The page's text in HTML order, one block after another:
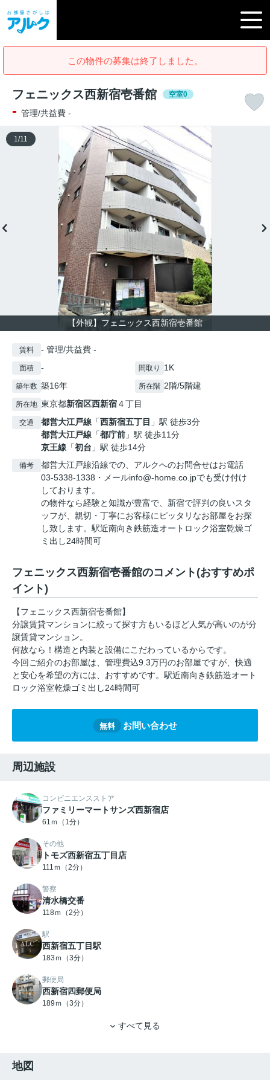
この物件の募集は終了しました。
フェニックス西新宿壱番館 空室0
- 管理/共益費 -
【外観】フェニックス西新宿壱番館
1 /11
賃料 - 管理/共益費 -
面積 - 間取り 1K
築年数 築16年 所在階 2階/5階建
所在地 東京都新宿区西新宿４丁目
交通 都営大江戸線 「西新宿五丁目 」駅 徒歩3分
都営大江戸線 「都庁前 」駅 徒歩11分
京王線 「初台 」駅 徒歩14分
備考
都営大江戸線沿線での、アルクへのお問合せはお電話
03-5338-1338・メールinfo@-home.co.jpでも受け付け
しております。
の物件なら経験と知識が豊富で、新宿で評判の良いスタ
ッフが、親切・丁寧にお客様にピッタリなお部屋をお探
し致します。駅近南向き鉄筋造オートロック浴室乾燥ゴ
ミ出し24時間可
フェニックス西新宿壱番館のコメント(おすすめポ
イント)
【フェニックス西新宿壱番館】
分譲賃貸マンションに絞って探す方もいるほど人気が高いのが分
譲賃貸マンション。
何故なら！構造と内装と設備にこだわっているからです。
今回ご紹介のお部屋は、管理費込9.3万円のお部屋ですが、快適
と安心を希望の方には、おすすめです。駅近南向き鉄筋造オート
ロック浴室乾燥ゴミ出し24時間可
無料 お問い合わせ
周辺施設
コンビニエンスストア
ファミリーマートサンズ西新宿店
61ｍ（1分）
その他
トモズ西新宿五丁目店
111ｍ（2分）
警察
清水橋交番
118ｍ（2分）
駅
西新宿五丁目駅
183ｍ（3分）
郵便局
西新宿四郵便局
189ｍ（3分）
すべて見る
地図